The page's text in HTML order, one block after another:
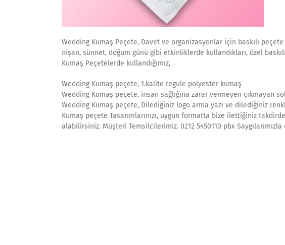
Wedding Kumaş Peçete, Davet ve organizasyonlar için baskılı
nişan, sünnet, doğum günü gibi etkinliklerde kullandıkları, özel
Kumaş Peçetelerde kullandığımız,
Wedding Kumaş peçete, 1.kalite regule polyester kumaş
Wedding Kumaş peçete, insan sağlığına zarar vermeyen çıkmayan
Wedding Kumaş peçete, Dilediğiniz logo arma yazı ve dilediğiniz
Kumaş peçete Tasarımlarınızı, uygun formatta bize ilettiğiniz
alabilirsiniz. Müşteri Temsilcilerimiz. 0212 5450110 pbx